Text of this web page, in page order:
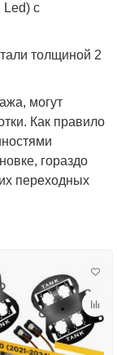
Led) с
толщиной 2
могут
Как правило
гораздо
переходных